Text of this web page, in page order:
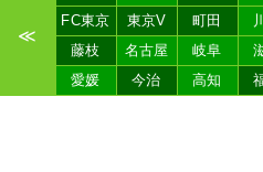
≪
FC東京
東京V 町田
藤枝
名古屋 岐阜
愛媛
今治 高知